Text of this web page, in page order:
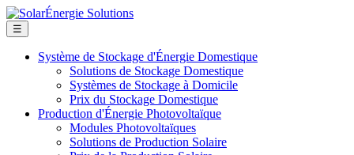
☰
Système de Stockage d'Énergie Domestique
Solutions de Stockage Domestique
Systèmes de Stockage à Domicile
Prix du Stockage Domestique
Production d'Énergie Photovoltaïque
Modules Photovoltaïques
Solutions de Production Solaire